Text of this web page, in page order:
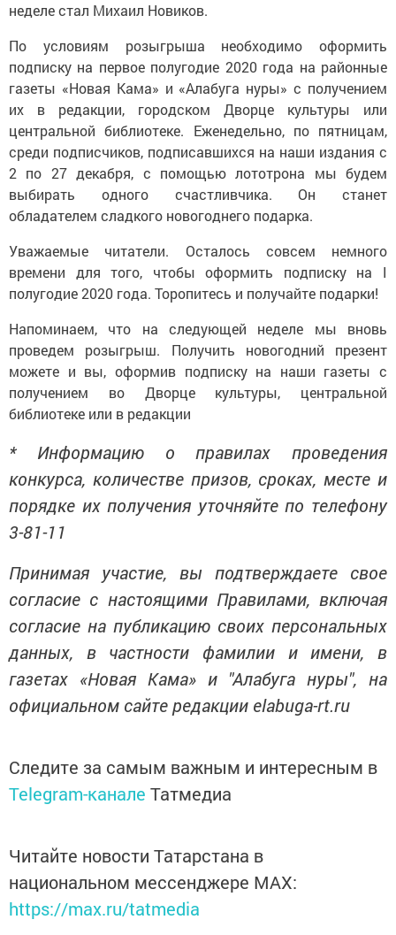
неделе стал Михаил Новиков.
По условиям розыгрыша необходимо оформить
подписку на первое полугодие 2020 года на районные
газеты «Новая Кама» и «Алабуга нуры» с получением
их в редакции, городском Дворце культуры или
центральной библиотеке. Еженедельно, по пятницам,
среди подписчиков, подписавшихся на наши издания с
2 по 27 декабря, с помощью лототрона мы будем
выбирать одного счастливчика. Он станет
обладателем сладкого новогоднего подарка.
Уважаемые читатели. Осталось совсем немного
времени для того, чтобы оформить подписку на I
полугодие 2020 года. Торопитесь и получайте подарки!
Напоминаем, что на следующей неделе мы вновь
проведем розыгрыш. Получить новогодний презент
можете и вы, оформив подписку на наши газеты с
получением во Дворце культуры, центральной
библиотеке или в редакции
* Информацию о правилах проведения
конкурса, количестве призов, сроках, месте и
порядке их получения уточняйте по телефону
3-81-11
Принимая участие, вы подтверждаете свое
согласие с настоящими Правилами, включая
согласие на публикацию своих персональных
данных, в частности фамилии и имени, в
газетах «Новая Кама» и "Алабуга нуры", на
официальном сайте редакции elabuga-rt.ru
Следите за самым важным и интересным в
Telegram-канале Татмедиа
Читайте новости Татарстана в
национальном мессенджере MАХ:
https://max.ru/tatmedia